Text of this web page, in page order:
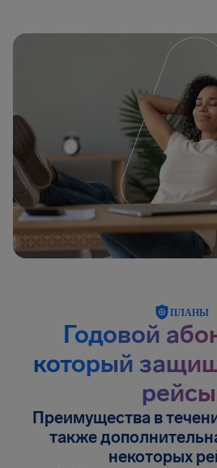
ПЛАНЫ
Годовой
который
Преимущества в
также
некоторых